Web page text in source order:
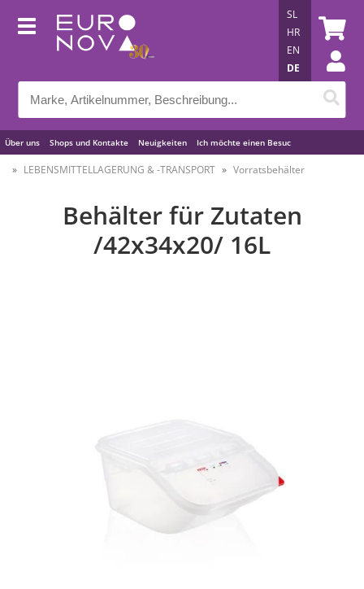
Über uns Shops und Kontakte Neuigkeiten Ich möchte einen Besuc
Nützliche Tipps
SL
HR
EN
DE
LEBENSMITTELLAGERUNG & -TRANSPORT Vorratsbehälter
Behälter für Zutaten
/42x34x20/ 16L